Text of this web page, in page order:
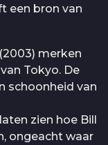
een bron van
(2003) merken
Tokyo. De
schoonheid van
zien hoe Bill
ongeacht waar